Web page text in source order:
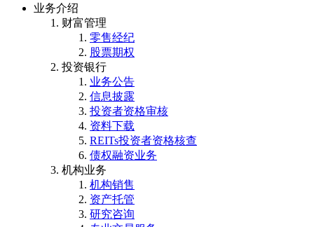
业务介绍
财富管理
零售经纪
股票期权
投资银行
业务公告
信息披露
投资者资格审核
资料下载
REITs投资者资格核查
债权融资业务
机构业务
机构销售
资产托管
研究咨询